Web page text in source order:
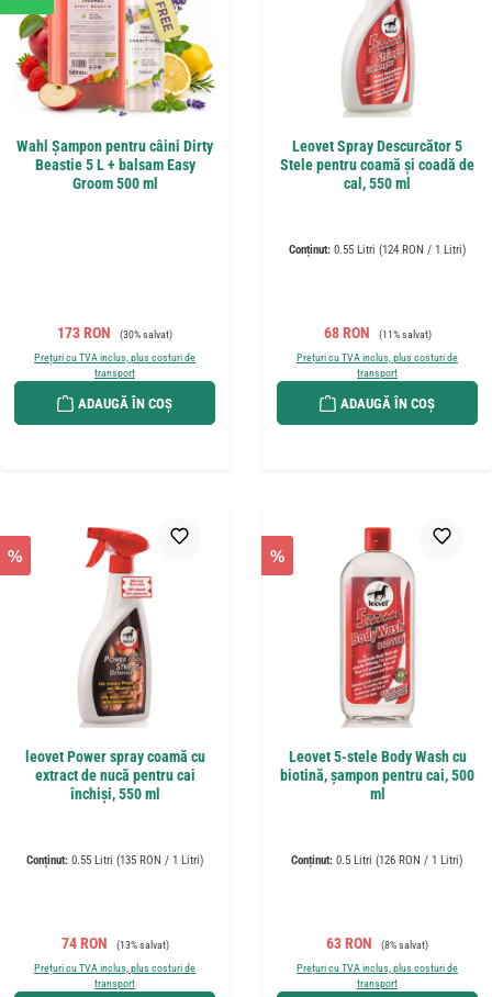
Wahl Șampon pentru câini Dirty
Beastie 5 L + balsam Easy
Groom 500 ml
Preț de vânzare:
173 RON Preț obișnuit:
(30% salvat)
Prețuri cu TVA inclus, plus costuri de
transport
ADAUGĂ ÎN COȘ
Leovet Spray Descurcător 5
Stele pentru coamă și coadă de
cal, 550 ml
Conținut: 0.55 Litri (124 RON / 1 Litri)
Preț de vânzare:
68 RON Preț obișnuit:
(11% salvat)
Prețuri cu TVA inclus, plus costuri de
transport
ADAUGĂ ÎN COȘ
%
leovet Power spray coamă cu
extract de nucă pentru cai
închiși, 550 ml
Conținut: 0.55 Litri (135 RON / 1 Litri)
Preț de vânzare:
74 RON Preț obișnuit:
(13% salvat)
Prețuri cu TVA inclus, plus costuri de
transport
%
Leovet 5-stele Body Wash cu
biotină, șampon pentru cai, 500
ml
Conținut: 0.5 Litri (126 RON / 1 Litri)
Preț de vânzare:
63 RON Preț obișnuit:
(8% salvat)
Prețuri cu TVA inclus, plus costuri de
transport